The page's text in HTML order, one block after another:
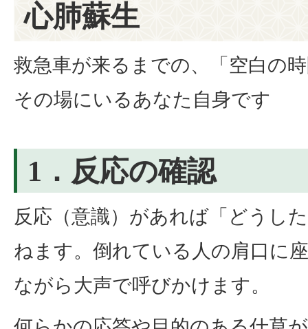
心肺蘇生
救急車が来るまでの、「空白の
その場にいるあなた自身です
1．反応の確認
反応（意識）があれば「どうし
ねます。倒れている人の肩口に
ながら大声で呼びかけます。